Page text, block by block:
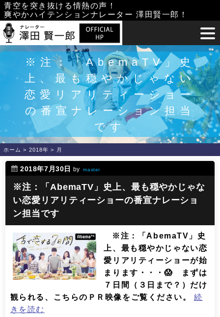
Skip
to
content
青空を突き抜ける情熱の声！
爽やかハイテンションナレーター 澤田賢一郎！
※注：「AbemaTV」史
上、最も穏やかじゃない
恋愛リアリティーショー
の番宣ナレーション担当
です
ホーム > 2018年 > 月
2018年7月30日 by master
※注：「AbemaTV」史上、最も穏やかじゃな
い恋愛リアリティーショーの番宣ナレーショ
ン担当です
※注：「AbemaTV」史
上、最も穏やかじゃない恋
愛リアリティーショーが始
まります・・・😱 まずは
７日間（３日まで？）だけ
観られる、こちらのＰＲ映像をご覧ください。続
きを読む